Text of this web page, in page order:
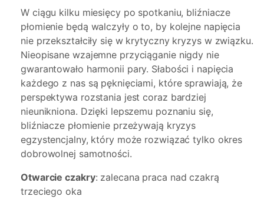
W ciągu kilku miesięcy po spotkaniu, bliźniacze
płomienie będą walczyły o to, by kolejne napięcia
nie przekształciły się w krytyczny kryzys w związku.
Nieopisane wzajemne przyciąganie nigdy nie
gwarantowało harmonii pary. Słabości i napięcia
każdego z nas są pęknięciami, które sprawiają, że
perspektywa rozstania jest coraz bardziej
nieunikniona. Dzięki lepszemu poznaniu się,
bliźniacze płomienie przeżywają kryzys
egzystencjalny, który może rozwiązać tylko okres
dobrowolnej samotności.
Otwarcie czakry: zalecana praca nad czakrą
trzeciego oka